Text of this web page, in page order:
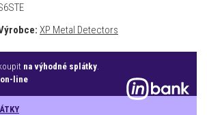
XP Metal Detectors
na výhodné splátky
on-line